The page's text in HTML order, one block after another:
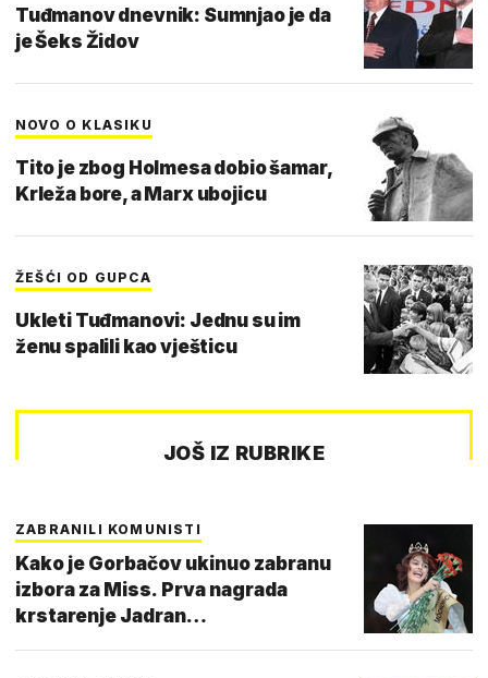
Tuđmanov dnevnik: Sumnjao je da
je Šeks Židov
NOVO O KLASIKU
Tito je zbog Holmesa dobio šamar,
Krleža bore, a Marx ubojicu
ŽEŠĆI OD GUPCA
Ukleti Tuđmanovi: Jednu su im
ženu spalili kao vješticu
JOŠ IZ RUBRIKE
ZABRANILI KOMUNISTI
Kako je Gorbačov ukinuo zabranu
izbora za Miss. Prva nagrada
krstarenje Jadran…